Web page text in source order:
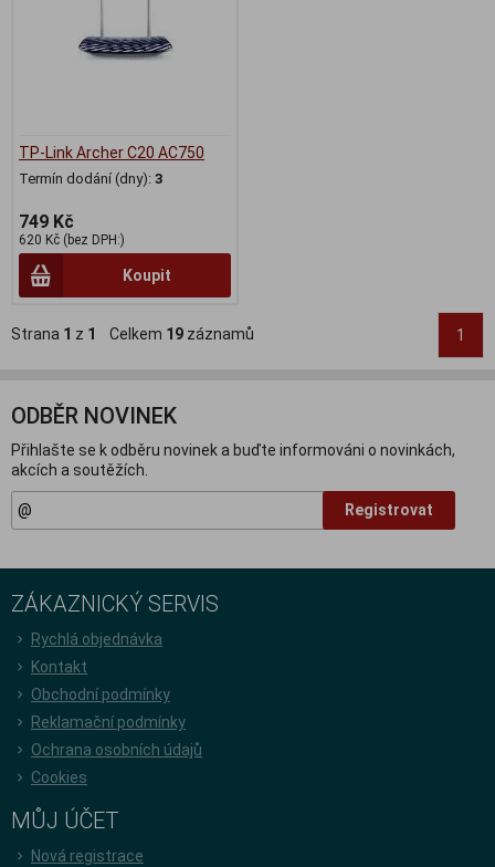
TP-Link Archer C20 AC750
Termín dodání (dny): 3
749 Kč
620 Kč (bez DPH:)
Koupit
Strana 1 z 1 Celkem 19 záznamů 1
ODBĚR NOVINEK
Přihlašte se k odběru novinek a buďte informováni o novinkách,
akcích a soutěžích.
Registrovat
ZÁKAZNICKÝ SERVIS
Rychlá objednávka
Kontakt
Obchodní podmínky
Reklamační podmínky
Ochrana osobních údajů
Cookies
MŮJ ÚČET
Nová registrace